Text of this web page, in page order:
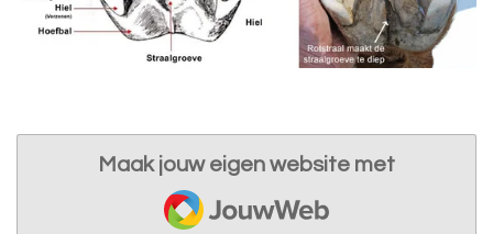
Maak jouw eigen website met
JouwWeb